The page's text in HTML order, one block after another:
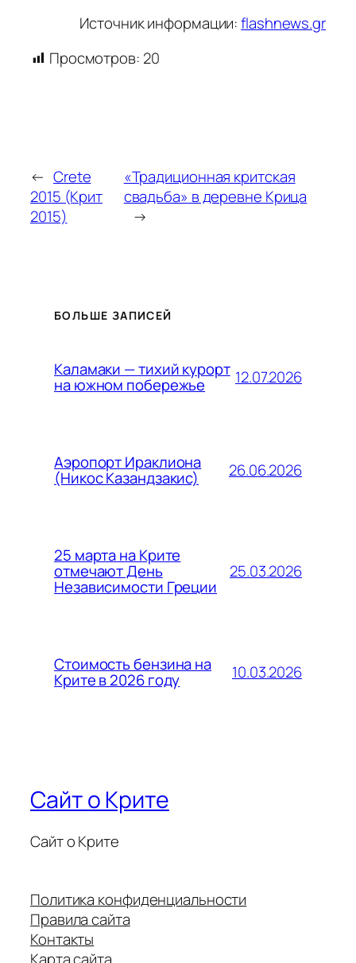
Источник информации:flashnews.gr
Просмотров: 20
← Crete
2015 (Крит
2015)
«Традиционная критская
свадьба» в деревне Крица
→
БОЛЬШЕ ЗАПИСЕЙ
Каламаки — тихий курорт
на южном побережье 12.07.2026
Аэропорт Ираклиона
(Никос Казандзакис) 26.06.2026
25 марта на Крите
отмечают День
Независимости Греции
25.03.2026
Стоимость бензина на
Крите в 2026 году 10.03.2026
Сайт о Крите
Сайт о Крите
Политика конфиденциальности
Правила сайта
Контакты